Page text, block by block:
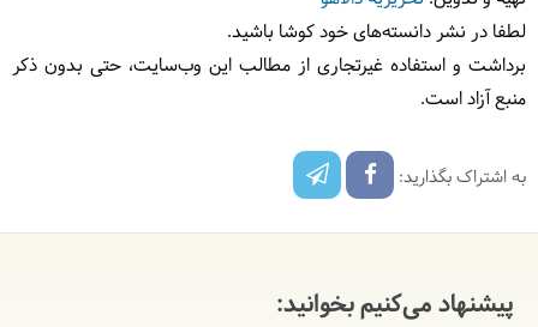
لطفا در نشر دانسته‌های خود کوشا باشید.
برداشت و استفاده غیرتجاری از مطالب این وب‌سایت، حتی بدون ذکر
منبع آزاد است.
به اشتراک بگذارید:
پیشنهاد می‌کنیم بخوانید: